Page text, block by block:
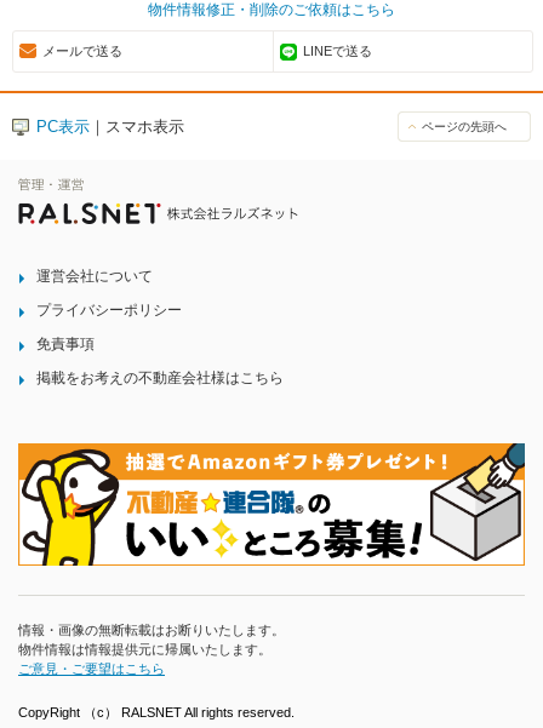
物件情報修正・削除のご依頼はこちら
メールで送る LINEで送る
PC表示 ｜スマホ表示 ページの先頭へ
運営会社について
プライバシーポリシー
免責事項
掲載をお考えの不動産会社様はこちら
情報・画像の無断転載はお断りいたします。
物件情報は情報提供元に帰属いたします。
ご意見・ご要望はこちら
CopyRight （c） RALSNET All rights reserved.